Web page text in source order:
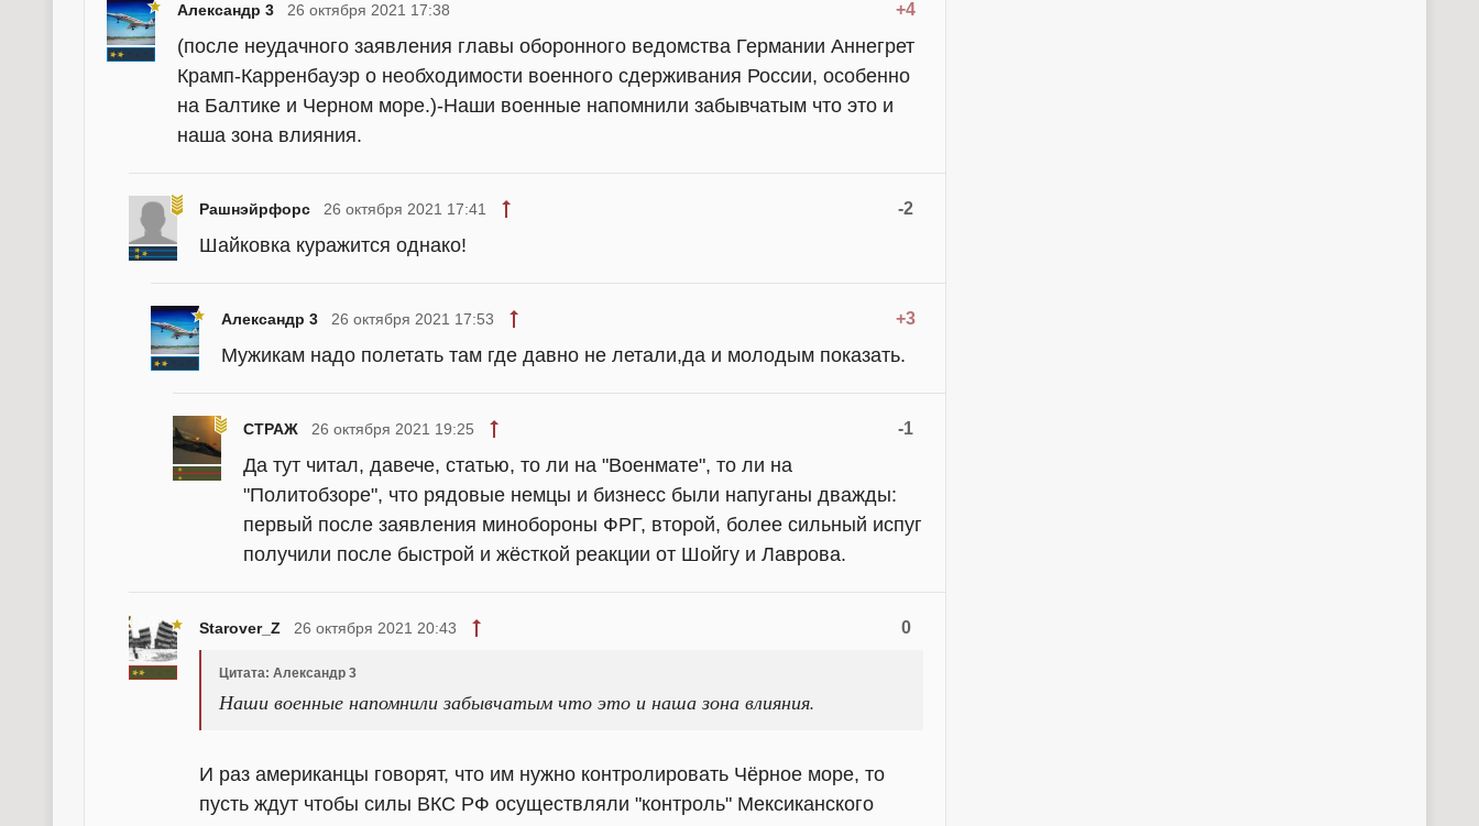
Александр 3 +4
26 октября 2021 17:38
(после неудачного заявления главы оборонного ведомства Германии Аннегрет
Крамп-Карренбауэр о необходимости военного сдерживания России, особенно
на Балтике и Черном море.)-Наши военные напомнили забывчатым что это и
наша зона влияния.
Рашнэйрфорс -2
26 октября 2021 17:41
Шайковка куражится однако!
Александр 3 +3
26 октября 2021 17:53
Мужикам надо полетать там где давно не летали,да и молодым показать.
СТРАЖ -1
26 октября 2021 19:25
Да тут читал, давече, статью, то ли на "Военмате", то ли на
"Политобзоре", что рядовые немцы и бизнесс были напуганы дважды:
первый после заявления минобороны ФРГ, второй, более сильный испуг
получили после быстрой и жёсткой реакции от Шойгу и Лаврова.
Starover_Z 0
26 октября 2021 20:43
Цитата: Александр 3
Наши военные напомнили забывчатым что это и наша зона влияния.
И раз американцы говорят, что им нужно контролировать Чёрное море, то
пусть ждут чтобы силы ВКС РФ осуществляли "контроль" Мексиканского